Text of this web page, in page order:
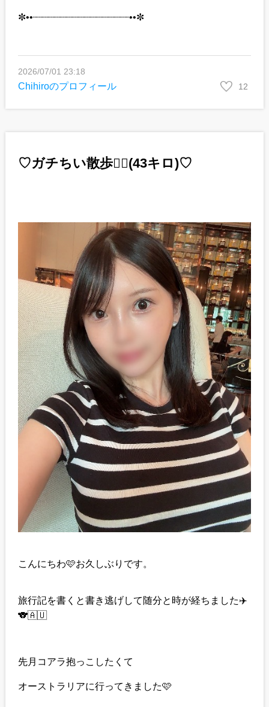
✼••┈┈┈┈┈┈┈┈┈┈┈┈┈┈┈┈••✼
12
2026/07/01 23:18
Chihiroのプロフィール
♡ガチちい散歩🚶‍♀️(43キロ)♡
こんにちわ🩷お久しぶりです。
旅行記を書くと書き逃げして随分と時が経ちました✈️
🐨🇦🇺
先月コアラ抱っこしたくて
オーストラリアに行ってきました🩷